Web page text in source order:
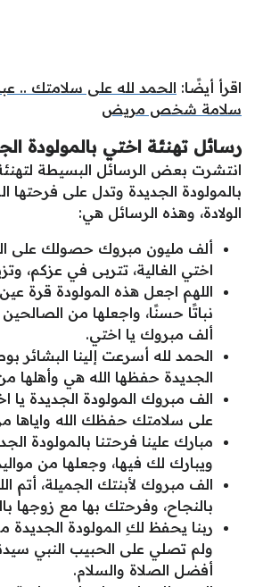
اقرأ أيضًا: الحمد لله على سلامتك ..
سلامة شخص مريض
رسائل تهنئة اختي بالمولودة
انتشرت بعض الرسائل البسيطة
بالمولودة الجديدة وتدل على فرحتها
الولادة، وهذه الرسائل هي:
ألف مليون مبروك حصولك على
اختي الغالية، تتربى في عزكم،
اللهم اجعل هذه المولودة قرة عين
نباتًا حسنًا، واجعلها من الصالحين
ألف مبروك يا اختي.
الحمد لله أسرعت إلينا البشائر
الجديدة حفظها الله هي وأهلها
الف مبروك المولودة الجديدة يا
على سلامتك حفظك الله واياها
مبارك علينا فرحتنا بالمولودة
ويبارك لك فيها، وجعلها من
الف مبروك لأبنتك الجميلة، أتم
بالنجاح، وفرحتك بها مع زوجها
ربنا يحفظ لكِ المولودة الجديدة
ولم تصلي على الحبيب النبي
أفضل الصلاة والسلام.